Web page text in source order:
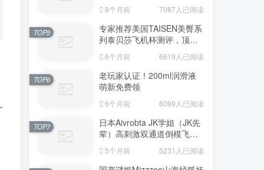
8个月前 7087人已阅读
专家推荐美国TAISEN美臀系
列泰贝莎飞机杯测评，顶级
品质带来极致享受!
6个月前 6619人已阅读
TOP5
老玩家认证！200ml润滑液
萌新免费领
6个月前 6099人已阅读
TOP6
日本Aivrobta JK学姐（JK先
辈）高刺激双通道倒模飞机
杯深度测评报告
5个月前 5231人已阅读
TOP7